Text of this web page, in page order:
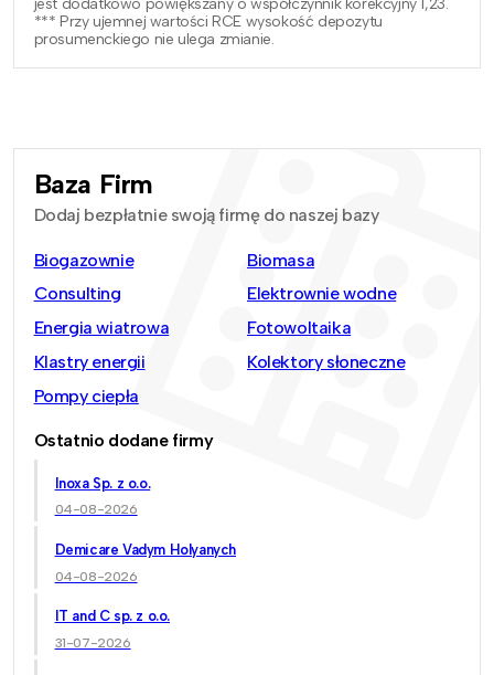
*** Przy ujemnej wartości RCE wysokość depozytu
prosumenckiego nie ulega zmianie.
Baza Firm
Dodaj bezpłatnie swoją firmę do naszej bazy
Biogazownie
Biomasa
Consulting
Elektrownie wodne
Energia wiatrowa
Fotowoltaika
Klastry energii
Kolektory słoneczne
Pompy ciepła
Ostatnio dodane firmy
Inoxa Sp. z o.o.
04-08-2026
Demicare Vadym Holyanych
04-08-2026
IT and C sp. z o.o.
31-07-2026